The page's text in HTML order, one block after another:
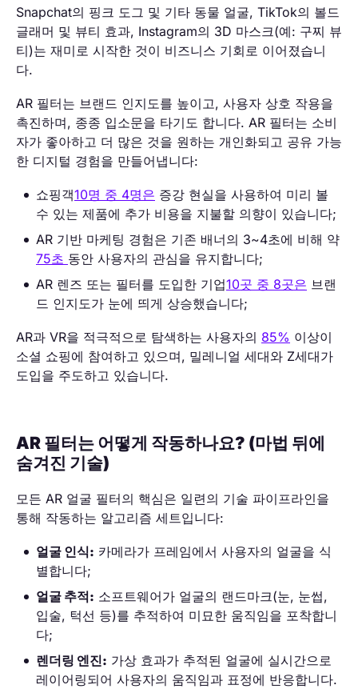
Snapchat의 핑크 도그 및 기타 동물 얼굴, TikTok의 볼드
글래머 및 뷰티 효과, Instagram의 3D 마스크(예: 구찌 뷰
티)는 재미로 시작한 것이 비즈니스 기회로 이어졌습니
다.
AR 필터는 브랜드 인지도를 높이고, 사용자 상호 작용을
촉진하며, 종종 입소문을 타기도 합니다. AR 필터는 소비
자가 좋아하고 더 많은 것을 원하는 개인화되고 공유 가능
한 디지털 경험을 만들어냅니다:
쇼핑객10명 중 4명은 증강 현실을 사용하여 미리 볼
수 있는 제품에 추가 비용을 지불할 의향이 있습니다;
AR 기반 마케팅 경험은 기존 배너의 3~4초에 비해 약
75초 동안 사용자의 관심을 유지합니다;
AR 렌즈 또는 필터를 도입한 기업10곳 중 8곳은 브랜
드 인지도가 눈에 띄게 상승했습니다;
AR과 VR을 적극적으로 탐색하는 사용자의 85% 이상이
소셜 쇼핑에 참여하고 있으며, 밀레니얼 세대와 Z세대가
도입을 주도하고 있습니다.
AR 필터는 어떻게 작동하나요? (마법 뒤에
숨겨진 기술)
모든 AR 얼굴 필터의 핵심은 일련의 기술 파이프라인을
통해 작동하는 알고리즘 세트입니다:
얼굴 인식: 카메라가 프레임에서 사용자의 얼굴을 식
별합니다;
얼굴 추적: 소프트웨어가 얼굴의 랜드마크(눈, 눈썹,
입술, 턱선 등)를 추적하여 미묘한 움직임을 포착합니
다;
렌더링 엔진: 가상 효과가 추적된 얼굴에 실시간으로
레이어링되어 사용자의 움직임과 표정에 반응합니다.